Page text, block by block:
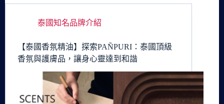
泰國知名品牌介紹
【泰國香氛精油】探索PAÑPURI：泰國頂級
香氛與護膚品，讓身心靈達到和諧